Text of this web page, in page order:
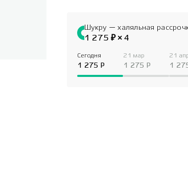
Шукру — халяльная
1 275 ₽ × 4
Сегодня
1 275 P
21 мар
1 275 P
21
1